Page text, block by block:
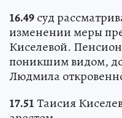
16.49суд
изменении меры
Киселевой.
поникшим видом,
Людмила
17.51Таисия